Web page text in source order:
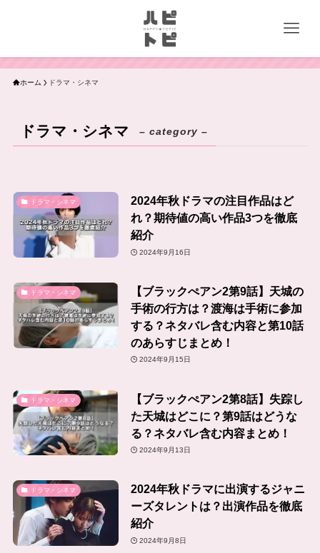
ホーム ドラマ・シネマ
ドラマ・シネマ – category –
ドラマ・シネマ
2024年秋ドラマの注目作品はど
れ？期待値の高い作品3つを徹底
紹介
2024年9月16日
ドラマ・シネマ
【ブラックぺアン2第9話】天城の
手術の行方は？渡海は手術に参加
する？ネタバレ含む内容と第10話
のあらすじまとめ！
2024年9月15日
ドラマ・シネマ
【ブラックぺアン2第8話】失踪し
た天城はどこに？第9話はどうな
る？ネタバレ含む内容まとめ！
2024年9月13日
ドラマ・シネマ
2024年秋ドラマに出演するジャニ
ーズタレントは？出演作品を徹底
紹介
2024年9月8日